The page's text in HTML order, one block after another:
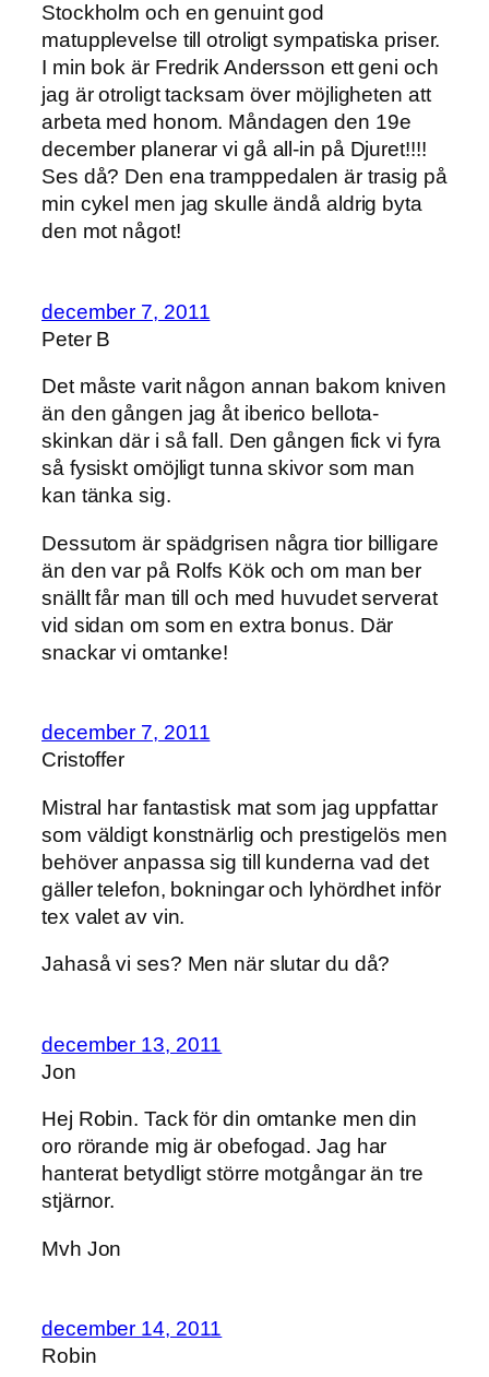
Stockholm och en genuint god
matupplevelse till otroligt sympatiska priser.
I min bok är Fredrik Andersson ett geni och
jag är otroligt tacksam över möjligheten att
arbeta med honom. Måndagen den 19e
december planerar vi gå all-in på Djuret!!!!
Ses då? Den ena tramppedalen är trasig på
min cykel men jag skulle ändå aldrig byta
den mot något!
december 7, 2011
Peter B
Det måste varit någon annan bakom kniven
än den gången jag åt iberico bellota-
skinkan där i så fall. Den gången fick vi fyra
så fysiskt omöjligt tunna skivor som man
kan tänka sig.
Dessutom är spädgrisen några tior billigare
än den var på Rolfs Kök och om man ber
snällt får man till och med huvudet serverat
vid sidan om som en extra bonus. Där
snackar vi omtanke!
december 7, 2011
Cristoffer
Mistral har fantastisk mat som jag uppfattar
som väldigt konstnärlig och prestigelös men
behöver anpassa sig till kunderna vad det
gäller telefon, bokningar och lyhördhet inför
tex valet av vin.
Jahaså vi ses? Men när slutar du då?
december 13, 2011
Jon
Hej Robin. Tack för din omtanke men din
oro rörande mig är obefogad. Jag har
hanterat betydligt större motgångar än tre
stjärnor.
Mvh Jon
december 14, 2011
Robin